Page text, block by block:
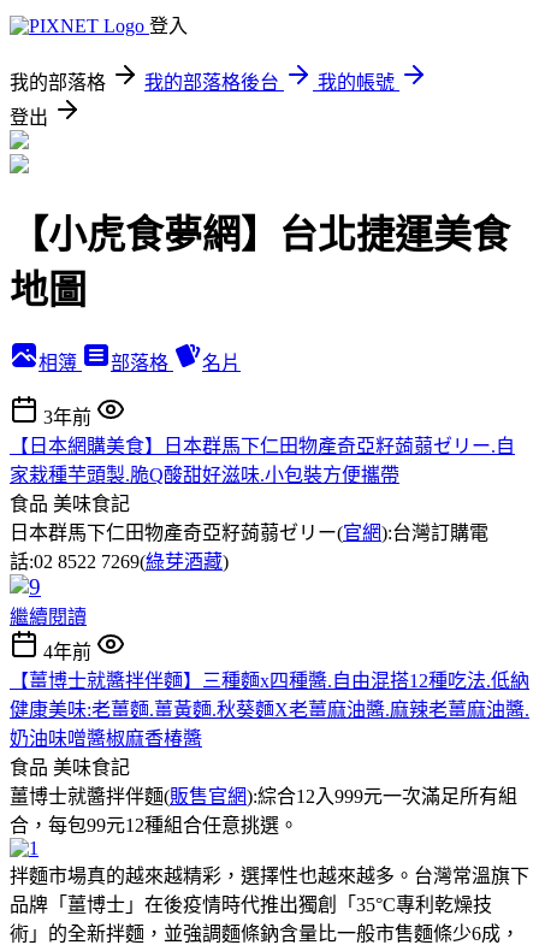
登入
我的部落格 我的部落格後台
我的帳號
登出
【小虎食夢網】台北捷運美食
地圖
相簿 部落格 名片
3年前
【日本網購美食】日本群馬下仁田物產奇亞籽蒟蒻ゼリー.自
家栽種芋頭製.脆Q酸甜好滋味.小包裝方便攜帶
食品 美味食記
日本群馬下仁田物產奇亞籽蒟蒻ゼリー(官網):台灣訂購電
話:02 8522 7269(綠芽酒藏)
繼續閱讀
4年前
【薑博士就醬拌伴麵】三種麵x四種醬.自由混搭12種吃法.低納
健康美味:老薑麵.薑黃麵.秋葵麵X老薑麻油醬.麻辣老薑麻油醬.
奶油味噌醬椒麻香椿醬
食品 美味食記
薑博士就醬拌伴麵(販售官網):綜合12入999元一次滿足所有組
合，每包99元12種組合任意挑選。
拌麵市場真的越來越精彩，選擇性也越來越多。台灣常溫旗下
品牌「薑博士」在後疫情時代推出獨創「35°C專利乾燥技
術」的全新拌麵，並強調麵條鈉含量比一般市售麵條少6成，